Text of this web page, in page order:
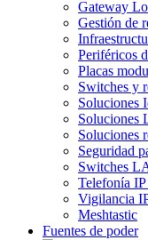
Gateway
Gestión de
Periféricos
Placas
Switches y
Soluciones
Soluciones
Soluciones
Seguridad
Switches
Telefonía
Vigilancia
Meshtastic
Fuentes de poder